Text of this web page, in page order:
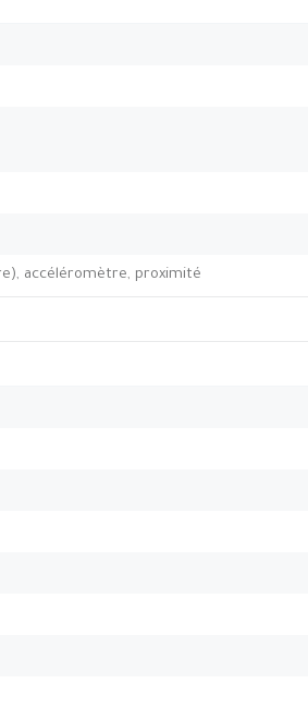
accéléromètre, proximité